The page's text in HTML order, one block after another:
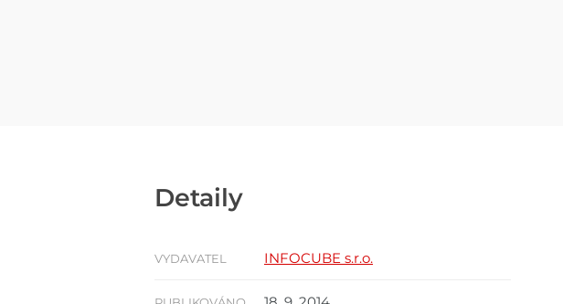
Detaily
VYDAVATEL INFOCUBE s.r.o.